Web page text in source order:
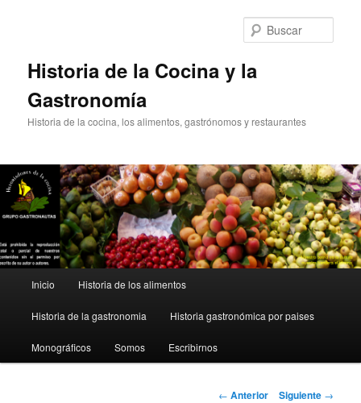
Historia de la Cocina y la
Gastronomía
Historia de la cocina, los alimentos, gastrónomos y restaurantes
principal
Inicio Historia de los alimentos
Historia de la gastronomia Historia gastronómica por paises
Monográficos Somos Escribirnos
Navegación
← Anterior Siguiente →